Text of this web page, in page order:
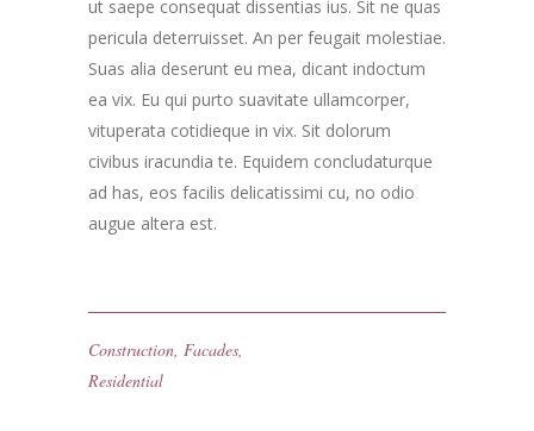
ut saepe consequat dissentias ius. Sit ne quas
pericula deterruisset. An per feugait molestiae.
Suas alia deserunt eu mea, dicant indoctum
ea vix. Eu qui purto suavitate ullamcorper,
vituperata cotidieque in vix. Sit dolorum
civibus iracundia te. Equidem concludaturque
ad has, eos facilis delicatissimi cu, no odio
augue altera est.
Construction, Facades,
Residential